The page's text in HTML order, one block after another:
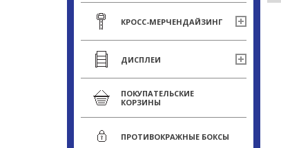
КРОСС-МЕРЧЕНДАЙЗИНГ
ДИСПЛЕИ
ПОКУПАТЕЛЬСКИЕ
КОРЗИНЫ
ПРОТИВОКРАЖНЫЕ БОКСЫ